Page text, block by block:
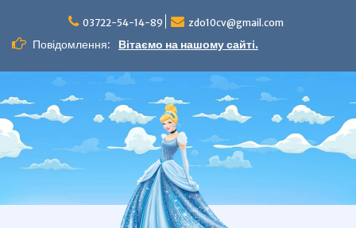
вмісту
03722-54-14-89 zdo10cv@gmail.com
Повідомлення: Вітаємо на нашому сайті.